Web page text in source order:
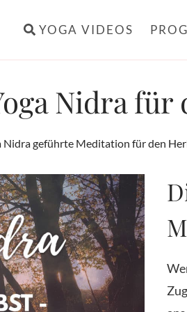
YOGA VIDEOS
Nidra für
Nidra geführte Meditation für den